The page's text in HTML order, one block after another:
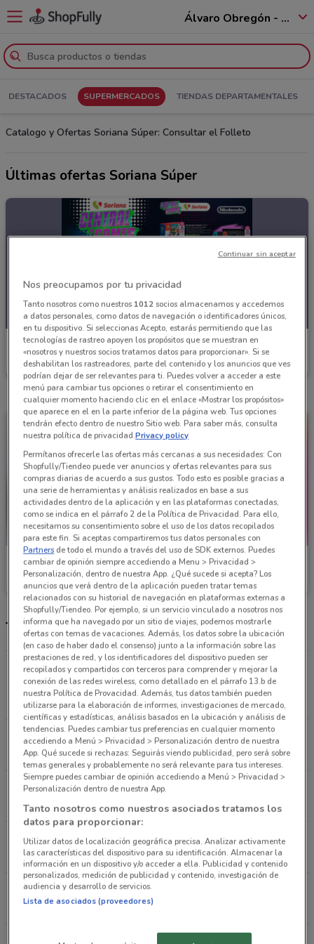
Álvaro Obregón - 01520
DESTACADOS SUPERMERCADOS TIENDAS DEPARTAMENTALES
Catalogo y Ofertas Soriana Súper: Consultar el Folleto
Últimas ofertas Soriana Súper
Soriana Súper
Caduca el 31/08 781 m
Soriana Súper
Caduca Miércoles 781 m
Soriana Súper
Caduca el 31/10
Tiendas Soriana Súper más cercanas
Eugenia esq. Gabriel Mancer 901 Benito Juárez
(cdmx)
781 m
ABIERTO
Av. Revolucion 169 Miguel Hidalgo
2.1 km
ABIERTO
Águilas y Seijas 5 Miguel Hidalgo
5.1 km
ABIERTO
Av.jardin 330, Ampliacion del Gas Azcapotzalco
8.8 km
Calz. de Tlálpan 4515 Xochimilco
10.6 km
ABIERTO
Todas las tiendas Soriana Súper
Nos preocupamos por tu privacidad
Tanto nosotros como nuestros 1012socios almacenamos y accedemos
a datos personales, como datos de navegación o identificadores únicos,
en tu dispositivo. Si seleccionas Acepto, estarás permitiendo que las
tecnologías de rastreo apoyen los propósitos que se muestran en
«nosotros y nuestros socios tratamos datos para proporcionar». Si se
deshabilitan los rastreadores, parte del contenido y los anuncios que ves
podrían dejar de ser relevantes para ti. Puedes volver a acceder a este
menú para cambiar tus opciones o retirar el consentimiento en
cualquier momento haciendo clic en el enlace «Mostrar los propósitos»
que aparece en el en la parte inferior de la página web. Tus opciones
tendrán efecto dentro de nuestro Sitio web. Para saber más, consulta
nuestra política de privacidad.Privacy policy
Permítanos ofrecerle las ofertas más cercanas a sus necesidades: Con
Shopfully/Tiendeo puede ver anuncios y ofertas relevantes para sus
compras diarias de acuerdo a sus gustos. Todo esto es posible gracias a
una serie de herramientas y análisis realizados en base a sus
actividades dentro de la aplicación y en las plataformas conectadas,
como se indica en el párrafo 2 de la Política de Privacidad. Para ello,
necesitamos su consentimiento sobre el uso de los datos recopilados
para este fin. Si aceptas compartiremos tus datos personales con
Partners de todo el mundo a través del uso de SDK externos. Puedes
cambiar de opinión siempre accediendo a Menu > Privacidad >
Personalización, dentro de nuestra App. ¿Qué sucede si acepta? Los
anuncios que verá dentro de la aplicación pueden tratar temas
relacionados con su historial de navegación en plataformas externas a
Shopfully/Tiendeo. Por ejemplo, si un servicio vinculado a nosotros nos
informa que ha navegado por un sitio de viajes, podemos mostrarle
ofertas con temas de vacaciones. Además, los datos sobre la ubicación
(en caso de haber dado el consenso) junto a la información sobre las
prestaciones de red, y los identificadores del dispositivo pueden ser
recopilados y compartidos con terceros para comprender y mejorar la
conexión de las redes wireless, como detallado en el párrafo 13.b de
nuestra Política de Provacidad. Además, tus datos también pueden
utilizarse para la elaboración de informes, investigaciones de mercado,
científicas y estadísticas, análisis basados en la ubicación y análisis de
tendencias. Puedes cambiar tus preferencias en cualquier momento
accediendo a Menú > Privacidad > Personalización dentro de nuestra
App. Qué sucede si rechazas: Seguirás viendo publicidad, pero será sobre
temas generales y probablemente no será relevante para tus intereses.
Siempre puedes cambiar de opinión accediendo a Menú > Privacidad >
Personalización dentro de nuestra App.
Tanto nosotros como nuestros asociados tratamos los
datos para proporcionar:
Utilizar datos de localización geográfica precisa. Analizar activamente
las características del dispositivo para su identificación. Almacenar la
información en un dispositivo y/o acceder a ella. Publicidad y contenido
personalizados, medición de publicidad y contenido, investigación de
audiencia y desarrollo de servicios.
Lista de asociados (proveedores)
Continuar sin aceptar